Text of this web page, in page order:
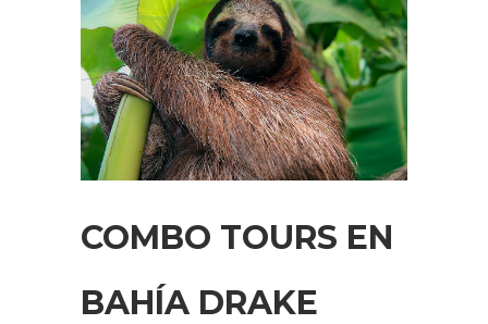
COMBO TOURS EN
BAHÍA DRAKE